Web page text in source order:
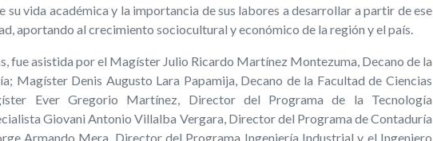
su vida académica y la importancia de sus labores a desarrollar a partir de ese
aportando al crecimiento sociocultural y económico de la región y el país.
fue asistida por el Magíster Julio Ricardo Martínez Montezuma, Decano de la
Magíster Denis Augusto Lara Papamija, Decano de la Facultad de Ciencias
Ever Gregorio Martínez, Director del Programa de la Tecnología
Giovani Antonio Villalba Vergara, Director del Programa de Contaduría
Armando Mera, Director del Programa Ingeniería Industrial y el Ingeniero